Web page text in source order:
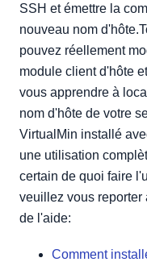
SSH et émettre la
nouveau nom
pouvez réellement
module client d'hôte
vous apprendre à
nom d'hôte de votre
VirtualMin installé
une utilisation
certain de quoi faire
veuillez vous reporter
de l'aide:
Comment